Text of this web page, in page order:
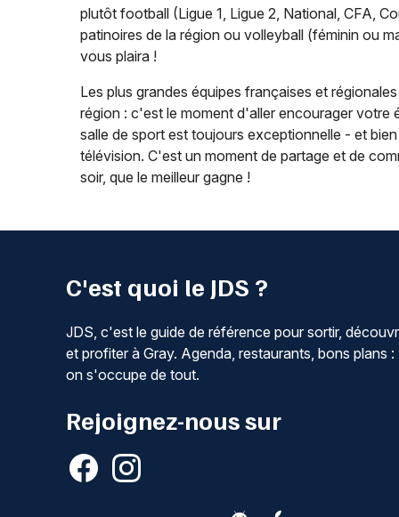
plutôt football (Ligue 1, Ligue 2, National, CFA,
patinoires de la région ou volleyball (féminin ou
vous plaira !
Les plus grandes équipes françaises et
région : c'est le moment d'aller encourager votre
salle de sport est toujours exceptionnelle - et
télévision. C'est un moment de partage et de
soir, que le meilleur gagne !
C'est quoi le JDS ?
JDS, c'est le guide de référence pour sortir,
et profiter à Gray. Agenda, restaurants, bons plans :
on s'occupe de tout.
Rejoignez-nous sur